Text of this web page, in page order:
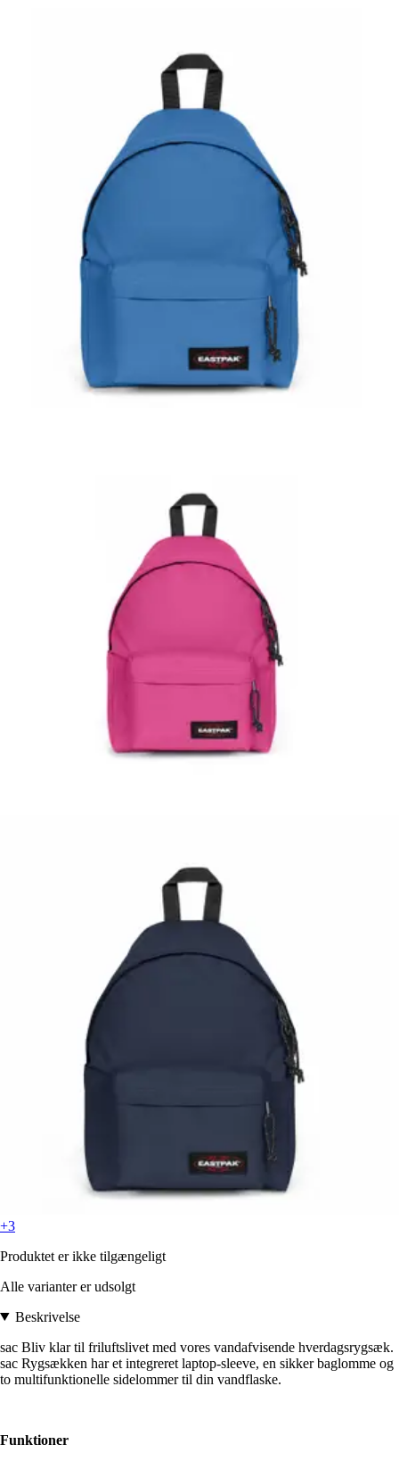
+3
Produktet er ikke tilgængeligt
Alle varianter er udsolgt
Beskrivelse
sac Bliv klar til friluftslivet med vores vandafvisende hverdagsrygsæk.
sac Rygsækken har et integreret laptop-sleeve, en sikker baglomme og
to multifunktionelle sidelommer til din vandflaske.
Funktioner